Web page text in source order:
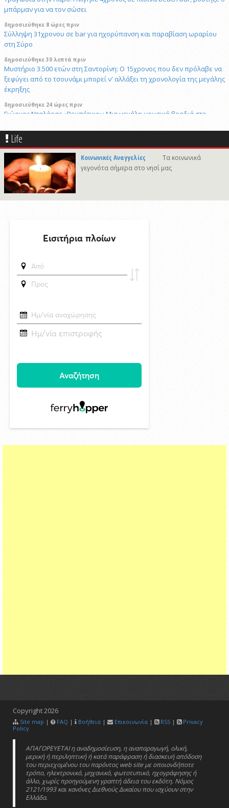
μπάρμαν για να τον σώσει
δημοσιεύθηκε 8 ώρες πριν
Σύλληψη 31χρονου σε bar για ηχορύπανση και παραβίαση ωραρίου
στη Σύρο
δημοσιεύθηκε 30 λεπτά πριν
Μυστήριο 3.500 ετών στη Σαντορίνη: Ο 15χρονος που δεν πρόλαβε να
ξεφύγει από το τσουνάμι μπορεί ν' αλλάξει τη χρονολογία της μεγάλης
έκρηξης
δημοσιεύθηκε 24 ώρες πριν
Γιώργος Νταλάρας «Ρεμπέτικο»: Μια μεγάλη μουσική βραδιά στο
7/8/2026 09:50
Προσωρινές διακοπές υδροδότησης σε περιοχές της Σύρου
δημοσιεύθηκε 11 ώρες πριν
Το «σκουλήκι του διαβόλου» που ζει 1,3 χιλιόμετρα κάτω από τη Γη και
αλλάζει όσα γνωρίζαμε για τη ζωή: «Οι άνθρωποι δεν κυβερνάμε τον
κόσμο»
στην Άνω Σύρο
29/4/2026 18:53
CNN: Ο κορυφαίος στρατηγός του Τραμπ αναζητά διέξοδο από τον
Life
Κοινωνικές Αναγγελίες
Τα κοινωνικά
γεγονότα σήμερα στο νησί μας
Copyright2026
Site map | FAQ | Βοήθεια | Επικοινωνία | RSS |
Privacy
Policy
ΑΠΑΓΟΡΕΥΕΤΑΙ η αναδημοσίευση, η αναπαραγωγή, ολική,
μερική ή περιληπτική ή κατά παράφραση ή διασκευή απόδοση
του περιεχομένου του παρόντος web site με οποιονδήποτε
τρόπο, ηλεκτρονικό, μηχανικό, φωτοτυπικό, ηχογράφησης ή
άλλο, χωρίς προηγούμενη γραπτή άδεια του εκδότη. Νόμος
2121/1993 και κανόνες Διεθνούς Δικαίου που ισχύουν στην
Ελλάδα.